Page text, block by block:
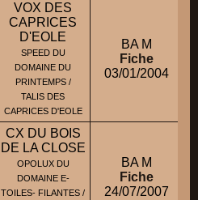
VOX DES
CAPRICES
D'EOLE
SPEED DU
DOMAINE DU
PRINTEMPS /
TALIS DES
CAPRICES D'EOLE
BA M
Fiche
03/01/2004
CX DU BOIS
DE LA CLOSE
OPOLUX DU
DOMAINE E-
TOILES- FILANTES /
BA M
Fiche
24/07/2007